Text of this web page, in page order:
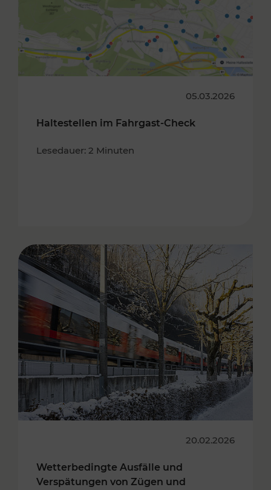
05.03.2026
Haltestellen im Fahrgast-Check
Lesedauer: 2 Minuten
20.02.2026
Wetterbedingte Ausfälle und
Verspätungen von Zügen und